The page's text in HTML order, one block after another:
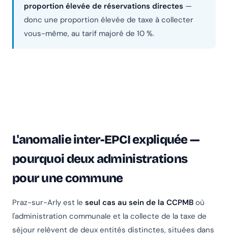
proportion élevée de réservations directes —
donc une proportion élevée de taxe à collecter
vous-même, au tarif majoré de 10 %.
L'anomalie inter-EPCI expliquée —
pourquoi deux administrations
pour une commune
Praz-sur-Arly est le seul cas au sein de la CCPMB où
l'administration communale et la collecte de la taxe de
séjour relèvent de deux entités distinctes, situées dans